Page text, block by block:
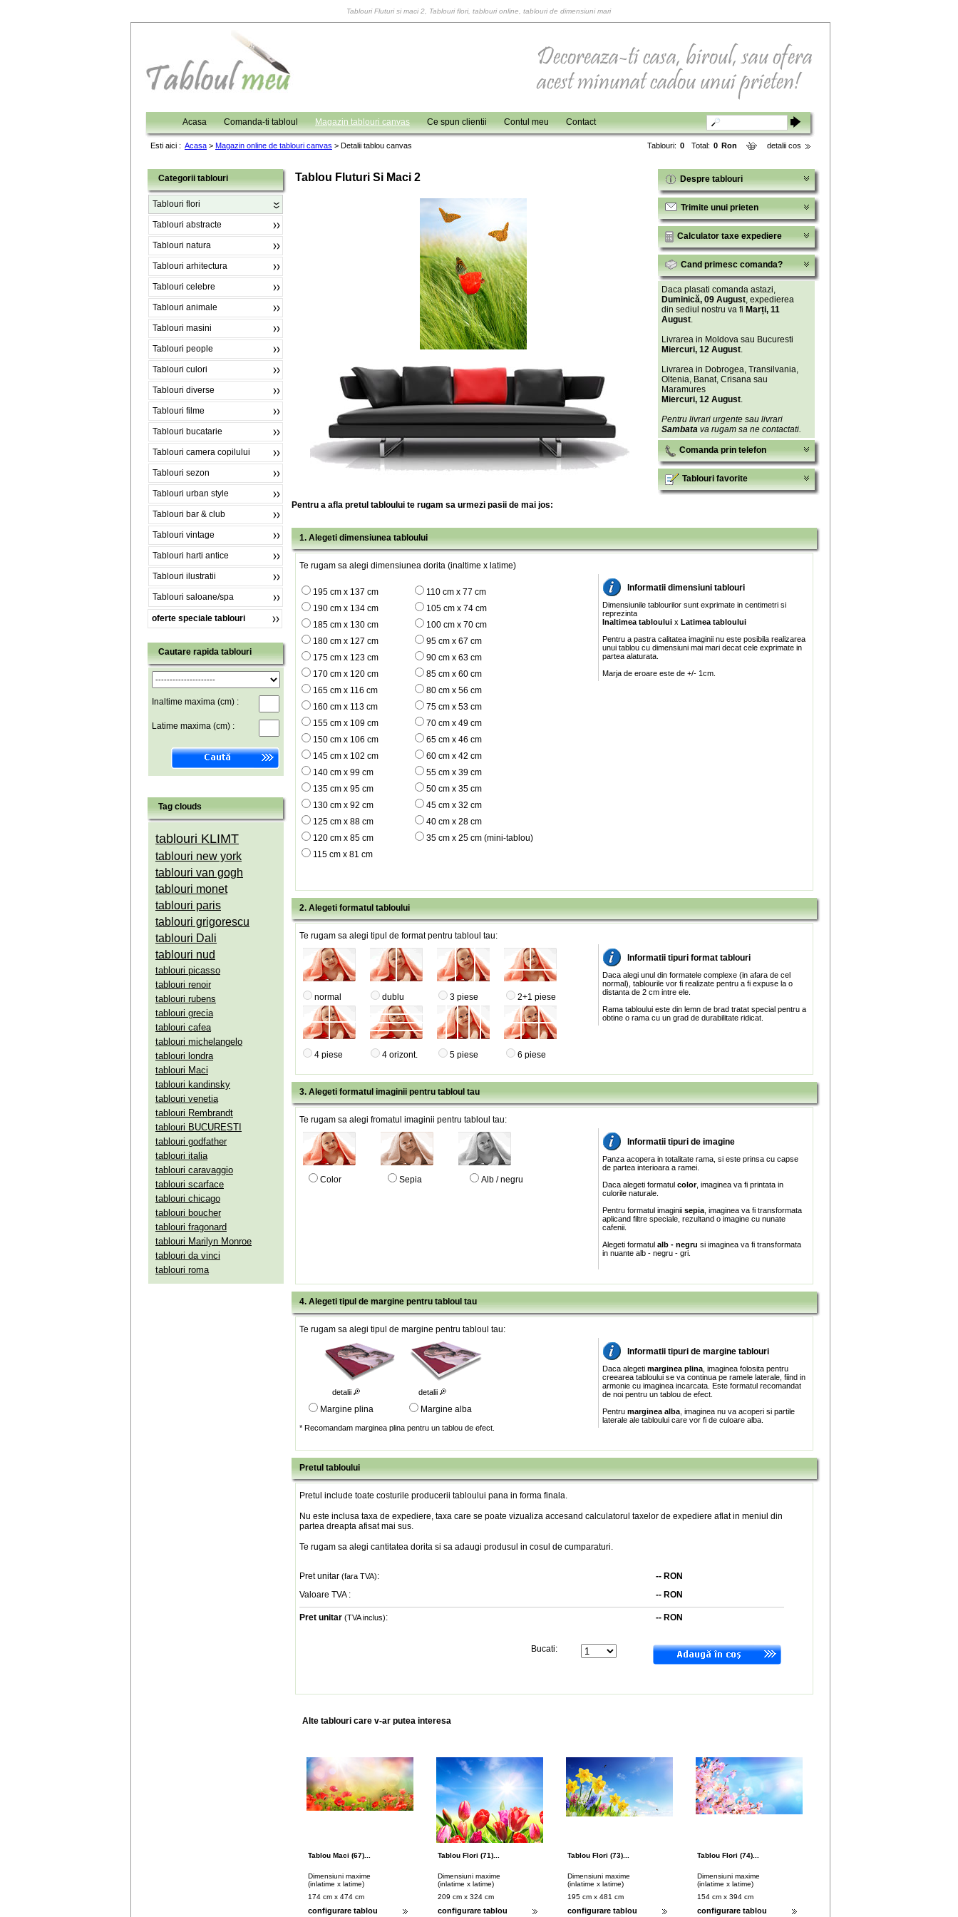
Tablouri Fluturi si maci 2, Tablouri flori, tablouri online, tablouri de dimensiuni mari
Acasa Comanda-ti tabloul Magazin tablouri canvas Ce spun clientii Contul meu Contact
Esti aici : Acasa > Magazin online de tablouri canvas > Detalii tablou canvas detalii cos
Tablouri: 0 Total: 0 Ron
Categorii tablouri
Tablouri flori
Tablouri abstracte
Tablouri natura
Tablouri arhitectura
Tablouri celebre
Tablouri animale
Tablouri masini
Tablouri people
Tablouri culori
Tablouri diverse
Tablouri filme
Tablouri bucatarie
Tablouri camera copilului
Tablouri sezon
Tablouri urban style
Tablouri bar & club
Tablouri vintage
Tablouri harti antice
Tablouri ilustratii
Tablouri saloane/spa
oferte speciale tablouri
Cautare rapida tablouri
Inaltime maxima (cm) :
Latime maxima (cm) :
Tag clouds
tablouri KLIMT
tablouri new york
tablouri van gogh
tablouri monet
tablouri paris
tablouri grigorescu
tablouri Dali
tablouri nud
tablouri picasso
tablouri renoir
tablouri rubens
tablouri grecia
tablouri cafea
tablouri michelangelo
tablouri londra
tablouri Maci
tablouri kandinsky
tablouri venetia
tablouri Rembrandt
tablouri BUCURESTI
tablouri godfather
tablouri italia
tablouri caravaggio
tablouri scarface
tablouri chicago
tablouri boucher
tablouri fragonard
tablouri Marilyn Monroe
tablouri da vinci
tablouri roma
Tablou Fluturi Si Maci 2 Despre tablouri
Trimite unui prieten
Calculator taxe expediere
Cand primesc comanda?
Daca plasati comanda astazi,
Duminică, 09 August, expedierea
din sediul nostru va fi Marți, 11
August.
Livrarea in Moldova sau Bucuresti
Miercuri, 12 August.
Livrarea in Dobrogea, Transilvania,
Oltenia, Banat, Crisana sau
Maramures
Miercuri, 12 August.
Pentru livrari urgente sau livrari
Sambata va rugam sa ne contactati.
Comanda prin telefon
Tablouri favorite
Pentru a afla pretul tabloului te rugam sa urmezi pasii de mai jos:
1. Alegeti dimensiunea tabloului
Te rugam sa alegi dimensiunea dorita (inaltime x latime)
195 cm x 137 cm
110 cm x 77 cm
190 cm x 134 cm
105 cm x 74 cm
185 cm x 130 cm
100 cm x 70 cm
180 cm x 127 cm
95 cm x 67 cm
175 cm x 123 cm
90 cm x 63 cm
170 cm x 120 cm
85 cm x 60 cm
165 cm x 116 cm
80 cm x 56 cm
160 cm x 113 cm
75 cm x 53 cm
155 cm x 109 cm
70 cm x 49 cm
150 cm x 106 cm
65 cm x 46 cm
145 cm x 102 cm
60 cm x 42 cm
140 cm x 99 cm
55 cm x 39 cm
135 cm x 95 cm
50 cm x 35 cm
130 cm x 92 cm
45 cm x 32 cm
125 cm x 88 cm
40 cm x 28 cm
120 cm x 85 cm
35 cm x 25 cm (mini-tablou)
115 cm x 81 cm
Informatii dimensiuni tablouri
Dimensiunile tablourilor sunt exprimate in centimetri si
reprezinta
Inaltimea tabloului x Latimea tabloului
Pentru a pastra calitatea imaginii nu este posibila realizarea
unui tablou cu dimensiuni mai mari decat cele exprimate in
partea alaturata.
Marja de eroare este de +/- 1cm.
2. Alegeti formatul tabloului
Te rugam sa alegi tipul de format pentru tabloul tau:
normal dublu 3 piese 2+1 piese
Informatii tipuri format tablouri
Daca alegi unul din formatele complexe (in afara de cel
normal), tablourile vor fi realizate pentru a fi expuse la o
distanta de 2 cm intre ele.
Rama tabloului este din lemn de brad tratat special pentru a
obtine o rama cu un grad de durabilitate ridicat.
4 piese 4 orizont. 5 piese 6 piese
3. Alegeti formatul imaginii pentru tabloul tau
Te rugam sa alegi fromatul imaginii pentru tabloul tau:
Color Sepia Alb / negru
Informatii tipuri de imagine
Panza acopera in totalitate rama, si este prinsa cu capse
de partea interioara a ramei.
Daca alegeti formatul color, imaginea va fi printata in
culorile naturale.
Pentru formatul imaginii sepia , imaginea va fi transformata
aplicand filtre speciale, rezultand o imagine cu nunate
cafenii.
Alegeti formatul alb - negru si imaginea va fi transformata
in nuante alb - negru - gri.
4. Alegeti tipul de margine pentru tabloul tau
Te rugam sa alegi tipul de margine pentru tabloul tau:
detalii detalii
Margine plina Margine alba
* Recomandam marginea plina pentru un tablou de efect.
Informatii tipuri de margine tablouri
Daca alegeti marginea plina , imaginea folosita pentru
creearea tabloului se va continua pe ramele laterale, fiind in
armonie cu imaginea incarcata. Este formatul recomandat
de noi pentru un tablou de efect.
Pentru marginea alba , imaginea nu va acoperi si partile
laterale ale tabloului care vor fi de culoare alba.
Pretul tabloului
Pretul include toate costurile producerii tabloului pana in forma finala.
Nu este inclusa taxa de expediere, taxa care se poate vizualiza accesand calculatorul taxelor de expediere aflat in meniul din
partea dreapta afisat mai sus.
Te rugam sa alegi cantitatea dorita si sa adaugi produsul in cosul de cumparaturi.
Pret unitar (fara TVA): -- RON
Valoare TVA : -- RON
Pret unitar (TVA inclus): -- RON
Bucati:
Alte tablouri care v-ar putea interesa
Tablou Maci (67)...
Dimensiuni maxime
(inlatime x latime)
174 cm x 474 cm
configurare tablou
Tablou Flori (71)...
Dimensiuni maxime
(inlatime x latime)
209 cm x 324 cm
configurare tablou
Tablou Flori (73)...
Dimensiuni maxime
(inlatime x latime)
195 cm x 481 cm
configurare tablou
Tablou Flori (74)...
Dimensiuni maxime
(inlatime x latime)
154 cm x 394 cm
configurare tablou